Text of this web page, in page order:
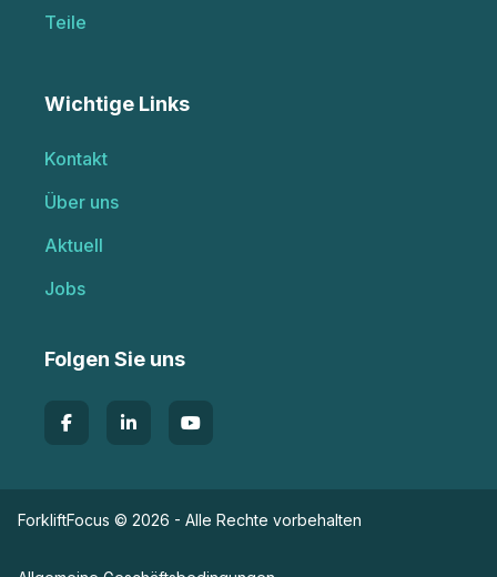
Teile
Wichtige Links
Kontakt
Über uns
Aktuell
Jobs
Folgen Sie uns
ForkliftFocus © 2026 - Alle Rechte vorbehalten